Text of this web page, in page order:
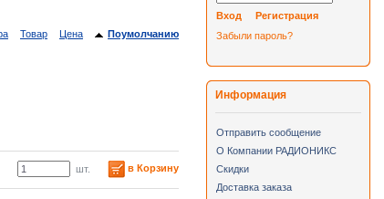
Товар Цена
Поумолчанию
шт. в Корзину
Вход
Регистрация
Забыли пароль?
Информация
Отправить сообщение
О Компании РАДИОНИКС
Скидки
Доставка заказа